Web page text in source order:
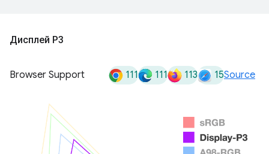
Дисплей P3
Browser Support 111 111 113 15Source